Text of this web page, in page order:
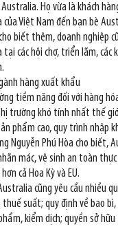
Họ vừa là khách
Việt Nam đến bạn bè
biết thêm, doanh nghiệp
tại các hội chợ, triển lãm, các
hàng xuất khẩu
tiềm năng đối với hàng
trường khó tính nhất thế
phẩm cao, quy trình nhập
Nguyễn Phú Hòa cho biết,
mác, vệ sinh an toàn
cả Hoa Kỳ và EU.
cũng yêu cầu nhiều
suất; quy định về bao
kiểm dịch; quyền sở